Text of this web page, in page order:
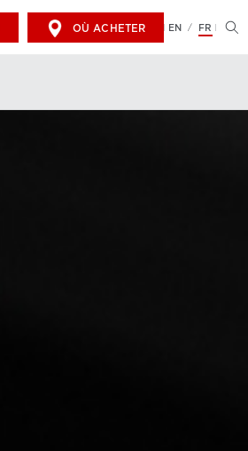
OÙ ACHETER EN / FR